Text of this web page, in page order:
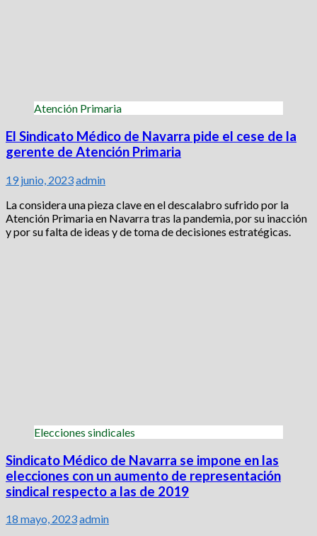
Atención Primaria
El Sindicato Médico de Navarra pide el cese de la
gerente de Atención Primaria
19 junio, 2023admin
La considera una pieza clave en el descalabro sufrido por la
Atención Primaria en Navarra tras la pandemia, por su inacción
y por su falta de ideas y de toma de decisiones estratégicas.
Elecciones sindicales
Sindicato Médico de Navarra se impone en las
elecciones con un aumento de representación
sindical respecto a las de 2019
18 mayo, 2023admin